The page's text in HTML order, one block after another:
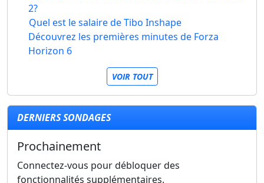
2?
Quel est le salaire de Tibo Inshape
Découvrez les premières minutes de Forza
Horizon 6
VOIR TOUT
DERNIERS SONDAGES
Prochainement
Connectez-vous pour débloquer des
fonctionnalités supplémentaires.